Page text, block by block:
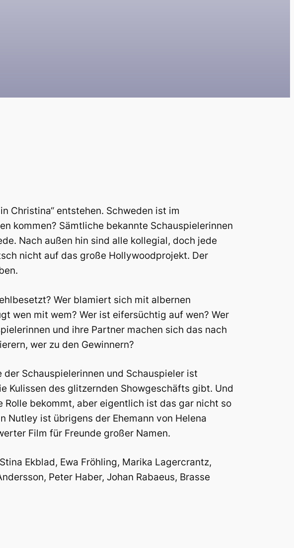
Christina“ entstehen. Schweden ist im
kommen? Sämtliche bekannte Schauspielerinnen
Nach außen hin sind alle kollegial, doch jede
nicht auf das große Hollywoodprojekt. Der
Wer blamiert sich mit albernen
wen mit wem? Wer ist eifersüchtig auf wen? Wer
und ihre Partner machen sich das nach
wer zu den Gewinnern?
Schauspielerinnen und Schauspieler ist
Kulissen des glitzernden Showgeschäfts gibt. Und
bekommt, aber eigentlich ist das gar nicht so
Nutley ist übrigens der Ehemann von Helena
Film für Freunde großer Namen.
Ekblad, Ewa Fröhling, Marika Lagercrantz,
Peter Haber, Johan Rabaeus, Brasse